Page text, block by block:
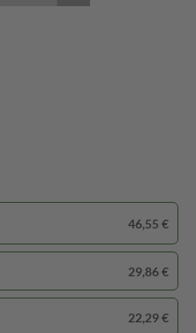
46,55 €
29,86 €
22,29 €